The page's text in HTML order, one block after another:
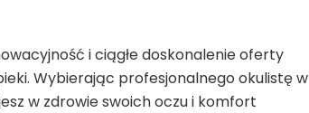
i ciągłe doskonalenie oferty
Wybierając profesjonalnego okulistę w
w zdrowie swoich oczu i komfort